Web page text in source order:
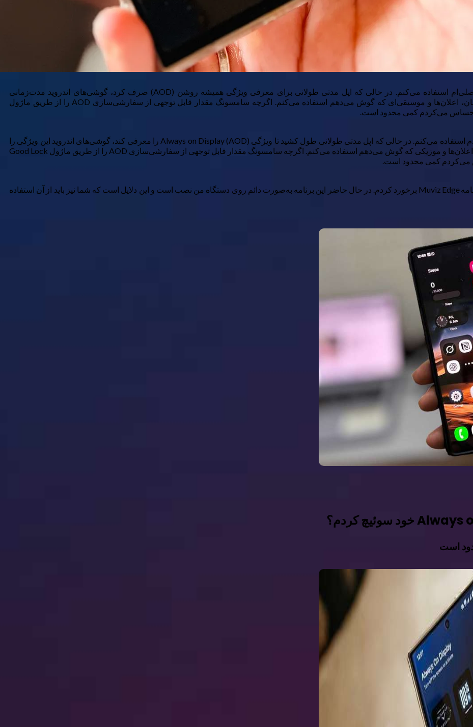
من از سامسونگ گلکسی S24 Ultra به‌عنوان گوشی اندروید اصلی‌ام استفاده می‌کنم. در حالی که اپل مدتی طولانی برای معرفی ویژگی همیشه روشن (AOD) صرف کرد، گوشی‌های اندروید مدت‌زمانی
طولانی‌تر آن را داشته‌اند. من از AOD برای نگاهی سریع به زمان، اعلان‌ها و موسیقی‌ای که گوش می‌دهم استفاده می‌کنم. اگرچه سامسونگ مقدار قابل توجهی از سفارشی‌سازی AOD را از طریق ماژول
من از سامسونگ گلکسی S24 Ultra به‌عنوان تلفن اصلی اندرویدم استفاده می‌کنم. در حالی که اپل مدتی طولانی‌ طول کشید تا ویژگی Always on Display (AOD) را معرفی کند، گوشی‌های اندروید این ویژگی را
ماژول Good Lock
می‌کردم کمی محدود است.
بعد از مدتی تحقیق دربارهٔ چگونگی سفارشی‌سازی AOD، به برنامه Muviz Edge برخورد کردم. در حال حاضر این برنامه به‌صورت دائم روی دستگاه من نصب است و این دلایل است که شما نیز باید از آن استفاده